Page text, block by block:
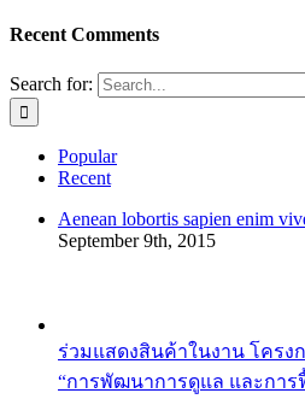
Recent Comments
Search for:
Popular
Recent
Aenean lobortis sapien enim
September 9th, 2015
ร่วมแสดงสินค้าในงาน โครง
“การพัฒนาการดูแล และกา